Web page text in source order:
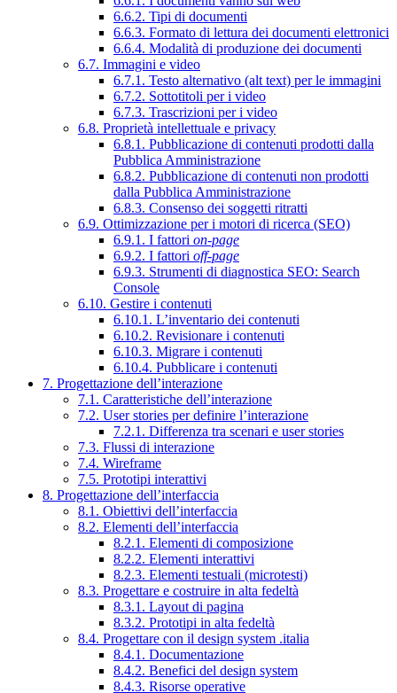
6.6.2. Tipi di documenti
6.6.3. Formato di lettura dei documenti elettronici
6.6.4. Modalità di produzione dei documenti
6.7. Immagini e video
6.7.1. Testo alternativo (alt text) per le immagini
6.7.2. Sottotitoli per i video
6.7.3. Trascrizioni per i video
6.8. Proprietà intellettuale e privacy
6.8.1. Pubblicazione di contenuti prodotti dalla
Pubblica Amministrazione
6.8.2. Pubblicazione di contenuti non prodotti
dalla Pubblica Amministrazione
6.8.3. Consenso dei soggetti ritratti
6.9. Ottimizzazione per i motori di ricerca (SEO)
6.9.1. I fattori on-page
6.9.2. I fattori off-page
6.9.3. Strumenti di diagnostica SEO: Search
Console
6.10. Gestire i contenuti
6.10.1. L’inventario dei contenuti
6.10.2. Revisionare i contenuti
6.10.3. Migrare i contenuti
6.10.4. Pubblicare i contenuti
7. Progettazione dell’interazione
7.1. Caratteristiche dell’interazione
7.2. User stories per definire l’interazione
7.2.1. Differenza tra scenari e user stories
7.3. Flussi di interazione
7.4. Wireframe
7.5. Prototipi interattivi
8. Progettazione dell’interfaccia
8.1. Obiettivi dell’interfaccia
8.2. Elementi dell’interfaccia
8.2.1. Elementi di composizione
8.2.2. Elementi interattivi
8.2.3. Elementi testuali (microtesti)
8.3. Progettare e costruire in alta fedeltà
8.3.1. Layout di pagina
8.3.2. Prototipi in alta fedeltà
8.4. Progettare con il design system .italia
8.4.1. Documentazione
8.4.2. Benefici del design system
8.4.3. Risorse operative